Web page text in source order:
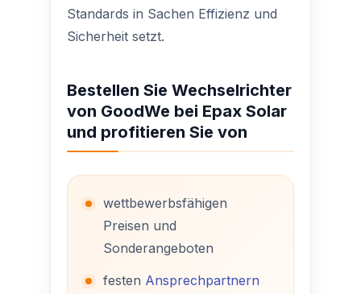
Standards in Sachen Effizienz und
Sicherheit setzt.
Bestellen Sie Wechselrichter
von GoodWe bei Epax Solar
und profitieren Sie von
wettbewerbsfähigen
Preisen und
Sonderangeboten
festen Ansprechpartnern